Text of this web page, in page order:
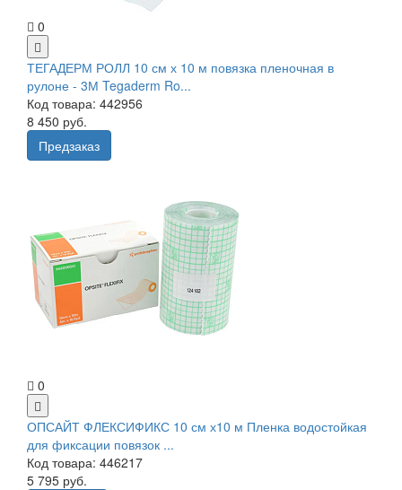
0
ТЕГАДЕРМ РОЛЛ 10 см х 10 м повязка пленочная в
рулоне - 3М Tegaderm Ro...
Код товара: 442956
8 450 руб.
Предзаказ
0
ОПСАЙТ ФЛЕКСИФИКС 10 см х10 м Пленка водостойкая
для фиксации повязок ...
Код товара: 446217
5 795 руб.